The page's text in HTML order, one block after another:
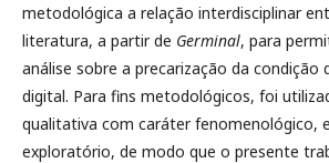
metodológica a relação interdisciplinar
literatura, a partir de Germinal, para
análise sobre a precarização da condição
digital. Para fins metodológicos, foi
qualitativa com caráter fenomenológico,
exploratório, de modo que o presente